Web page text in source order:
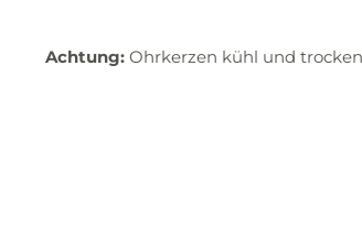
Achtung: Ohrkerzen kühl und